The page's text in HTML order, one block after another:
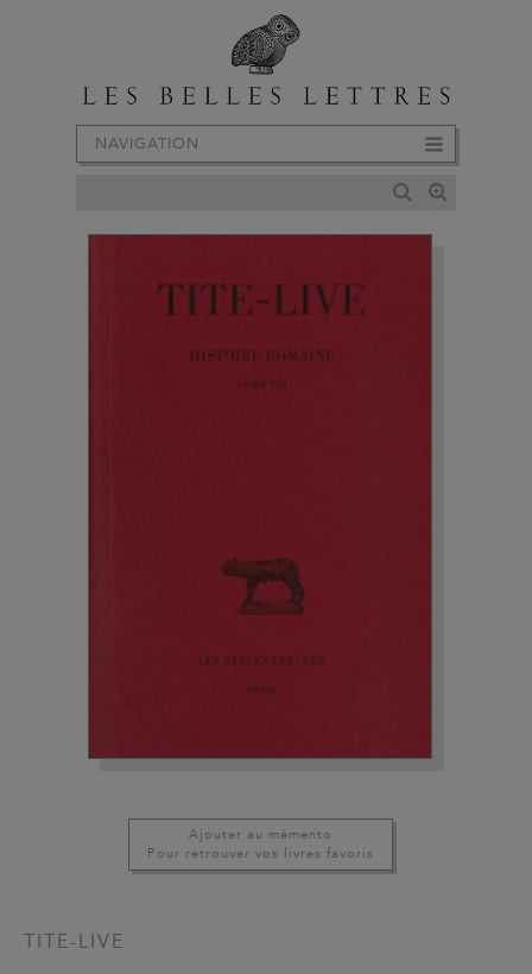
NAVIGATION
Ajouter au mémento
Pour retrouver vos livres favoris
TITE-LIVE